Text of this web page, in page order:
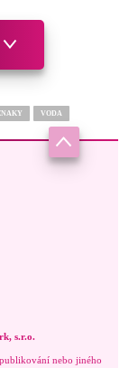
VODA
s.r.o.
nebo jiného